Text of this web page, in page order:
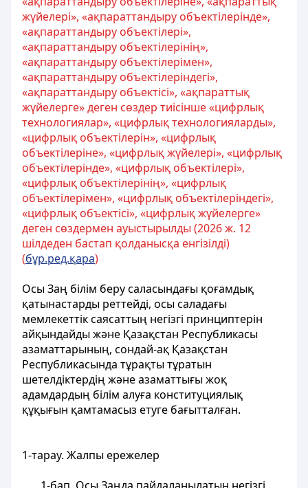
жүйелері», «ақпараттандыру объектілерінде»,
«ақпараттандыру объектілері»,
«ақпараттандыру объектілерінің»,
«ақпараттандыру объектілерімен»,
«ақпараттандыру объектілеріндегі»,
«ақпараттандыру объектісі», «ақпараттық
жүйелерге» деген сөздер тиісінше «цифрлық
технологиялар», «цифрлық технологияларды»,
«цифрлық объектілерін», «цифрлық
объектілеріне», «цифрлық жүйелері», «цифрлық
объектілерінде», «цифрлық объектілері»,
«цифрлық объектілерінің», «цифрлық
объектілерімен», «цифрлық объектілеріндегі»,
«цифрлық объектісі», «цифрлық жүйелерге»
деген сөздермен ауыстырылды (2026 ж. 12
шілдеден бастап қолданысқа енгізілді)
(бұр.ред.қара)
Осы Заң білім беру саласындағы қоғамдық
қатынастарды реттейді, осы саладағы
мемлекеттік саясаттың негізгі принциптерін
айқындайды және Қазақстан Республикасы
азаматтарының, сондай-ақ Қазақстан
Республикасында тұрақты тұратын
шетелдіктердің және азаматтығы жоқ
адамдардың білім алуға конституциялық
құқығын қамтамасыз етуге бағытталған.
1-тарау. Жалпы ережелер